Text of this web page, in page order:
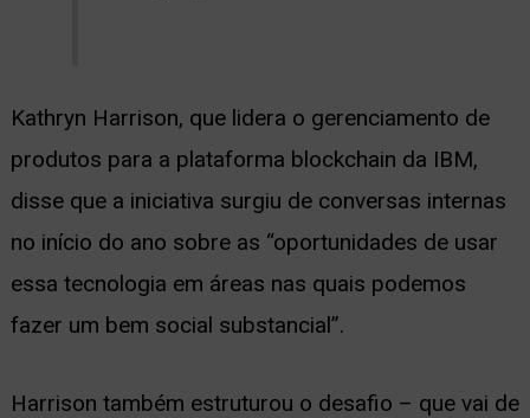
Kathryn Harrison, que lidera o gerenciamento de
produtos para a plataforma blockchain da IBM,
disse que a iniciativa surgiu de conversas internas
no início do ano sobre as “oportunidades de usar
essa tecnologia em áreas nas quais podemos
fazer um bem social substancial”.
Harrison também estruturou o desafio – que vai de